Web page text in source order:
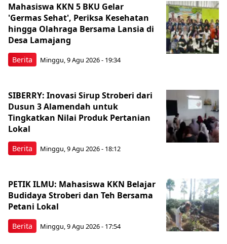
Berita
Mahasiswa KKN 5 BKU Gelar
'Germas Sehat', Periksa Kesehatan
hingga Olahraga Bersama Lansia di
Desa Lamajang
Minggu, 9 Agu 2026 - 19:34
Berita
SIBERRY: Inovasi Sirup Stroberi dari
Dusun 3 Alamendah untuk
Tingkatkan Nilai Produk Pertanian
Lokal
Minggu, 9 Agu 2026 - 18:12
Berita
PETIK ILMU: Mahasiswa KKN Belajar
Budidaya Stroberi dan Teh Bersama
Petani Lokal
Minggu, 9 Agu 2026 - 17:54